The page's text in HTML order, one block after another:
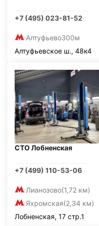
+7 (495) 023-81-52
Алтуфьево300м
Алтуфьевское ш., 48к4
СТО Лобненская
+7 (499) 110-53-06
Лианозово(1,72 км)
Яхромская(2,34 км)
Лобненская, 17 стр.1